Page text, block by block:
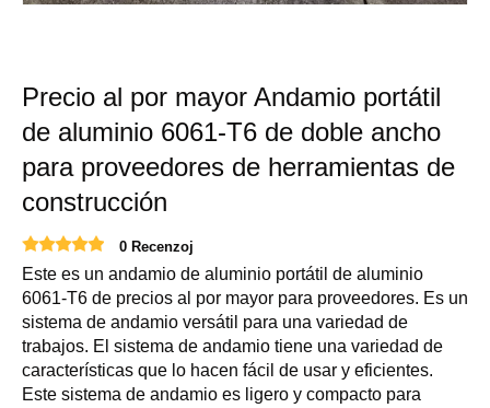
Precio al por mayor Andamio portátil
de aluminio 6061-T6 de doble ancho
para proveedores de herramientas de
construcción
0 Recenzoj
Este es un andamio de aluminio portátil de aluminio
6061-T6 de precios al por mayor para proveedores. Es un
sistema de andamio versátil para una variedad de
trabajos. El sistema de andamio tiene una variedad de
características que lo hacen fácil de usar y eficientes.
Este sistema de andamio es ligero y compacto para